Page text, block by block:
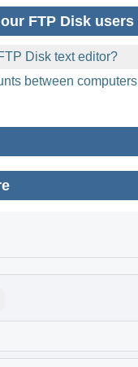
FTP Disk users
Disk text editor?
between computers